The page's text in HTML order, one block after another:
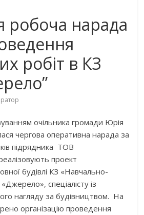
робоча нарада
робіт в КЗ
очільника громади Юрія
чергова оперативна нарада за
підрядника ТОВ
проект
будівлі КЗ «Навчально-
спеціалісту із
нагляду за будівництвом. На
організацію проведення